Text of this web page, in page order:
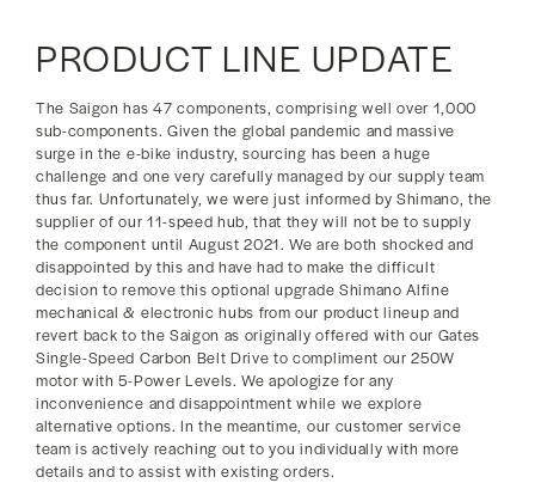
PRODUCT LINE UPDATE
The Saigon has 47 components, comprising well over 1,000
sub-components. Given the global pandemic and massive
surge in the e-bike industry, sourcing has been a huge
challenge and one very carefully managed by our supply team
thus far. Unfortunately, we were just informed by Shimano, the
supplier of our 11-speed hub, that they will not be to supply
the component until August 2021. We are both shocked and
disappointed by this and have had to make the difficult
decision to remove this optional upgrade Shimano Alfine
mechanical & electronic hubs from our product lineup and
revert back to the Saigon as originally offered with our Gates
Single-Speed Carbon Belt Drive to compliment our 250W
motor with 5-Power Levels. We apologize for any
inconvenience and disappointment while we explore
alternative options. In the meantime, our customer service
team is actively reaching out to you individually with more
details and to assist with existing orders.